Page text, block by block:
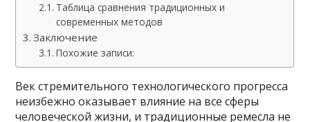
Таблица сравнения традиционных и
современных методов
Заключение
Похожие записи:
Век стремительного технологического прогресса
неизбежно оказывает влияние на все сферы
человеческой жизни, и традиционные ремесла не